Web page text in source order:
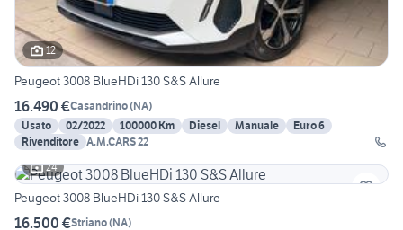
12
Peugeot 3008 BlueHDi 130 S&S Allure
16.490 €Casandrino(NA)
Usato
02/2022 100000 Km Diesel Manuale
Euro 6
Rivenditore A.M.CARS 22
24
Peugeot 3008 BlueHDi 130 S&S Allure
16.500 €Striano(NA)